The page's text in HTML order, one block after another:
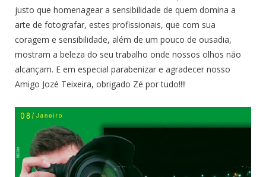
justo que homenagear a sensibilidade de quem domina a
arte de fotografar, estes profissionais, que com sua
coragem e sensibilidade, além de um pouco de ousadia,
mostram a beleza do seu trabalho onde nossos olhos não
alcançam. E em especial parabenizar e agradecer nosso
Amigo Jozé Teixeira, obrigado Zé por tudo!!!!